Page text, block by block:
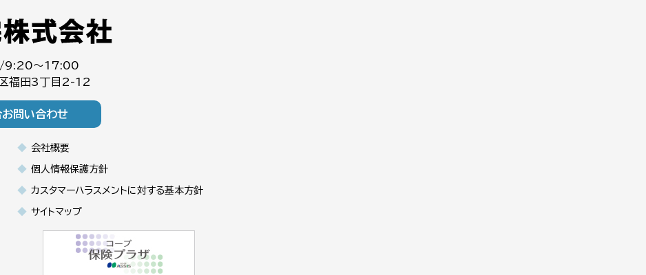
/9:20～17:00
福田3丁目2-12
問い合わせ
会社概要
個人情報保護方針
カスタマーハラスメントに対する基本方針
サイトマップ